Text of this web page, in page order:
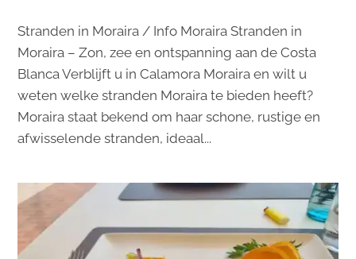
Stranden in Moraira / Info Moraira Stranden in
Moraira – Zon, zee en ontspanning aan de Costa
Blanca Verblijft u in Calamora Moraira en wilt u
weten welke stranden Moraira te bieden heeft?
Moraira staat bekend om haar schone, rustige en
afwisselende stranden, ideaal...